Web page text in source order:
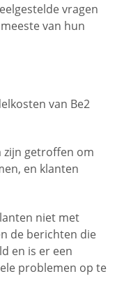
vragen
van hun
van Be2
zijn getroffen om
en klanten
niet met
de berichten die
en is er een
problemen op te